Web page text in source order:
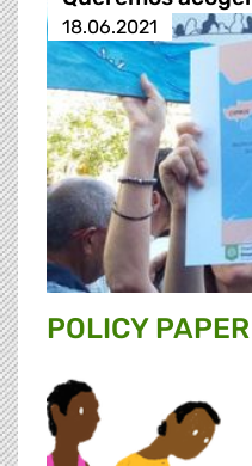
18.06.2021
POLICY PAPER